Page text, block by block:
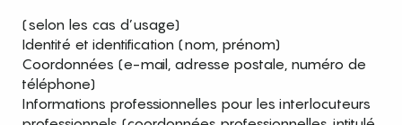
(selon les cas d’usage)
Identité et identification (nom, prénom)
Coordonnées (e-mail, adresse postale, numéro de
téléphone)
Informations professionnelles pour les interlocuteurs